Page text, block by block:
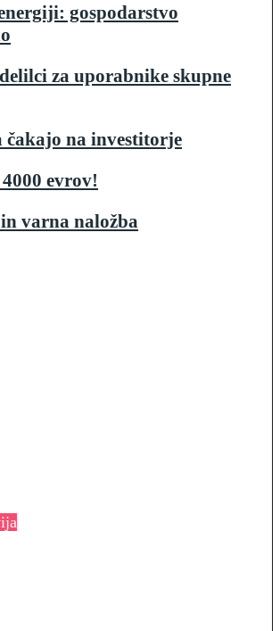
gospodarstvo
za uporabnike skupne
čakajo na investitorje
evrov!
varna naložba